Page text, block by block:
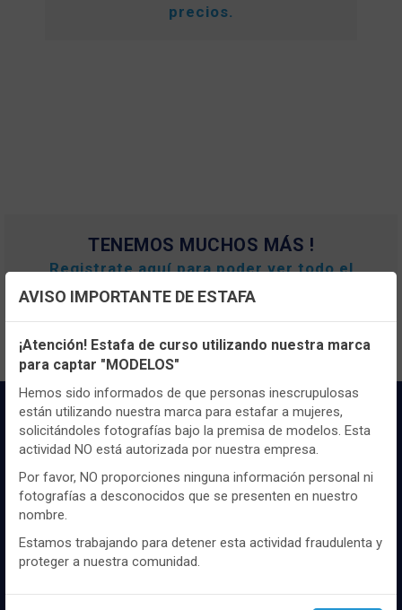
precios.
TENEMOS MUCHOS MÁS !
Registrateaquípara poder ver todo el
contenido y los precios.
Distribuidor y mayorista textil de las mejores
marcaas de ropa y complementos del
mercado, marcas tanto nacionales como
experiencia como proveedor de los mejores
Configuración de cookies
Utilizamos cookies propias y de terceros, de sesión o
persistentes, para hacer funcionar de manera segura nuestra
página web y personalizar su contenido.
Igualmente, utilizamos cookies para medir y obtener datos de
la navegación que realizas y para ajustar el contenido a tus
gustos y preferencias.
Puedesconfigurary aceptar el uso de cookies a tu gusto.
Para obtener más información visita nuestra
cookies .
Configurar Rechazar ACEPTAR
AVISO IMPORTANTE DE ESTAFA
¡Atención! Estafa de curso utilizando nuestra marca
para captar "MODELOS"
Hemos sido informados de que personas inescrupulosas
están utilizando nuestra marca para estafar a mujeres,
solicitándoles fotografías bajo la premisa de modelos. Esta
actividad NO está autorizada por nuestra empresa.
Por favor, NO proporciones ninguna información personal ni
fotografías a desconocidos que se presenten en nuestro
nombre.
Estamos trabajando para detener esta actividad fraudulenta y
proteger a nuestra comunidad.